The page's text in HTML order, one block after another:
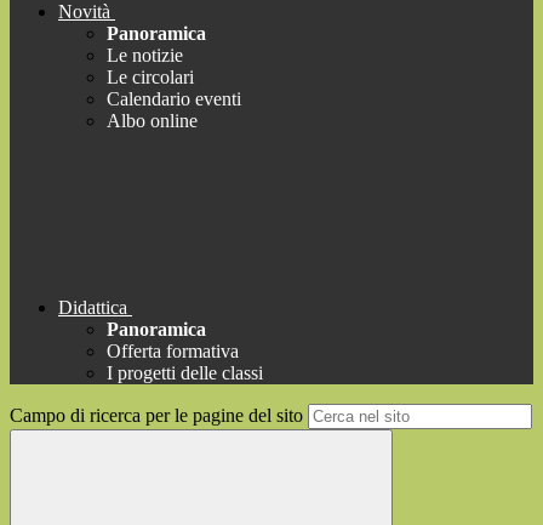
Novità
Panoramica
Le notizie
Le circolari
Calendario eventi
Albo online
Didattica
Panoramica
Offerta formativa
I progetti delle classi
Campo di ricerca per le pagine del sito